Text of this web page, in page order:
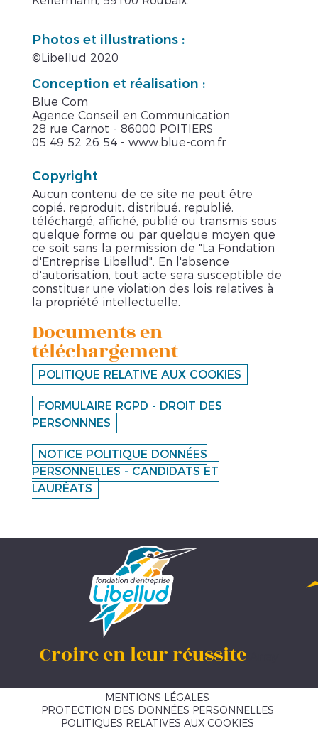
Photos et illustrations :
©Libellud 2020
Conception et réalisation :
Blue Com
Agence Conseil en Communication
28 rue Carnot - 86000 POITIERS
05 49 52 26 54 - www.blue-com.fr
Copyright
Aucun contenu de ce site ne peut être
copié, reproduit, distribué, republié,
téléchargé, affiché, publié ou transmis sous
quelque forme ou par quelque moyen que
ce soit sans la permission de "La Fondation
d'Entreprise Libellud". En l'absence
d'autorisation, tout acte sera susceptible de
constituer une violation des lois relatives à
la propriété intellectuelle.
Documents en
téléchargement
POLITIQUE RELATIVE AUX COOKIES
FORMULAIRE RGPD - DROIT DES
PERSONNNES
NOTICE POLITIQUE DONNÉES
PERSONNELLES - CANDIDATS ET
LAURÉATS
Croire en leur réussite
MENTIONS LÉGALES
PROTECTION DES DONNÉES PERSONNELLES
POLITIQUES RELATIVES AUX COOKIES